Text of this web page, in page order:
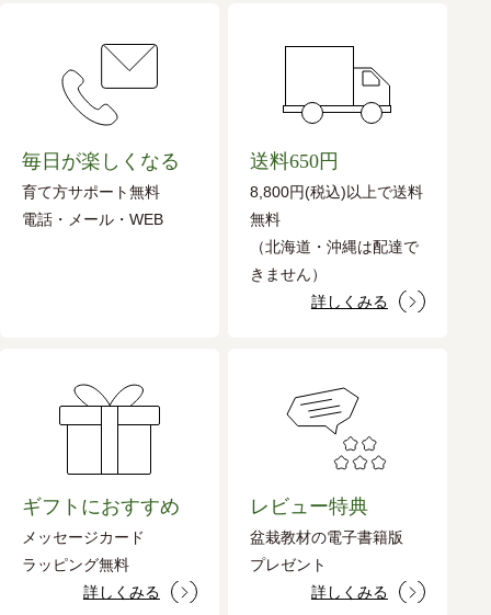
毎日が楽しくなる
育て方サポート無料
電話・メール・WEB
送料650円
8,800円(税込)以上で送料
無料
（北海道・沖縄は配達で
きません）
詳しくみる
ギフトにおすすめ
メッセージカード
ラッピング無料
詳しくみる
レビュー特典
盆栽教材の電子書籍版
プレゼント
詳しくみる